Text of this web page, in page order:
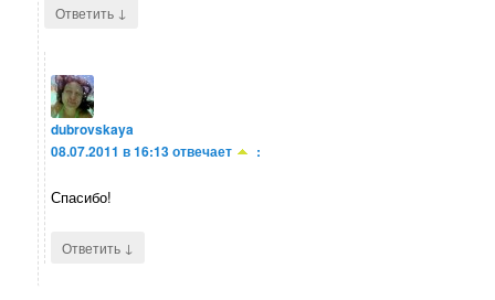
Ответить ↓
dubrovskaya
08.07.2011 в 16:13отвечает :
Спасибо!
Ответить ↓